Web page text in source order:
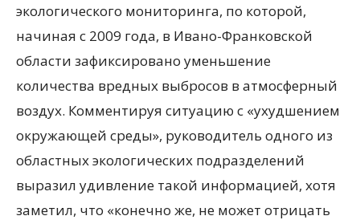
экологического мониторинга, по которой,
начиная с 2009 года, в Ивано-Франковской
области зафиксировано уменьшение
количества вредных выбросов в атмосферный
воздух. Комментируя ситуацию с «ухудшением
окружающей среды», руководитель одного из
областных экологических подразделений
выразил удивление такой информацией, хотя
заметил, что «конечно же, не может отрицать